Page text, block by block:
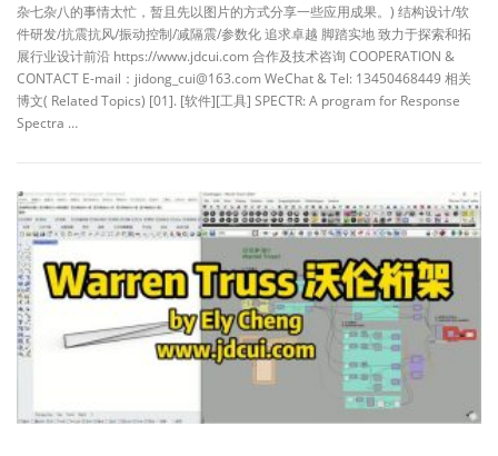
杂七杂八的事情太忙，暂且先以图片的方式分享一些应用成果。) 结构设计/软
件研发/抗震抗风/振动控制/减隔震/参数化 追求卓越 脚踏实地 致力于探索和拓
展行业设计前沿 https://www.jdcui.com 合作及技术咨询 COOPERATION &
CONTACT E-mail：jidong_cui@163.com WeChat & Tel: 13450468449 相关
博文( Related Topics) [01]. [软件][工具] SPECTR: A program for Response
Spectra …